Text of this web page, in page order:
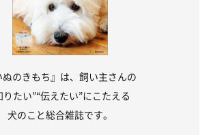
ぬのきもち』は、飼い主さんの
りたい”“伝えたい”にこたえる
犬のこと総合雑誌です。